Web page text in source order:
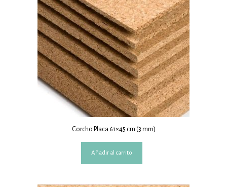
Corcho Placa 61×45 cm (3 mm)
Añadir al carrito